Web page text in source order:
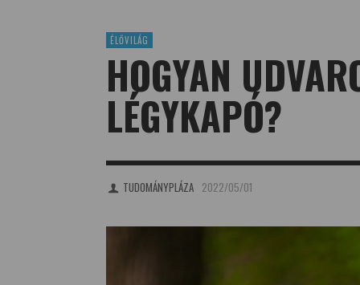
ÉLŐVILÁG
HOGYAN
LÉGYKAPÓ?
TUDOMÁNYPLÁZA 2022/05/01